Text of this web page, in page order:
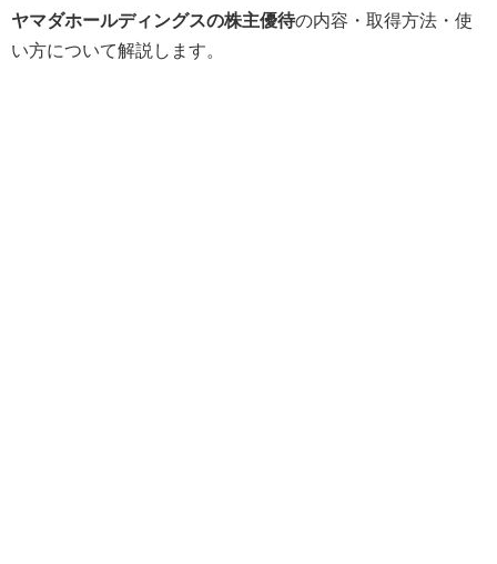
ヤマダホールディングスの株主優待の内容・取得方法・使
い方について解説します。